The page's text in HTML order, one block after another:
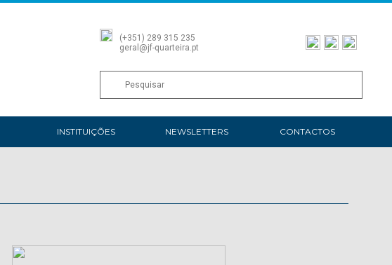
(+351) 289 315 235
geral@jf-quarteira.pt
INSTITUIÇÕES NEWSLETTERS CONTACTOS